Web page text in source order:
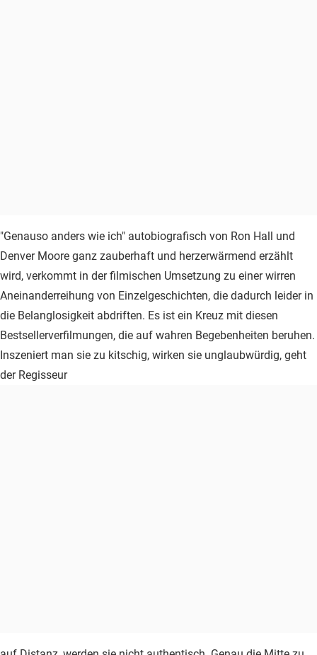
"Genauso anders wie ich" autobiografisch von Ron Hall und
Denver Moore ganz zauberhaft und herzerwärmend erzählt
wird, verkommt in der filmischen Umsetzung zu einer wirren
Aneinanderreihung von Einzelgeschichten, die dadurch leider in
die Belanglosigkeit abdriften. Es ist ein Kreuz mit diesen
Bestsellerverfilmungen, die auf wahren Begebenheiten beruhen.
Inszeniert man sie zu kitschig, wirken sie unglaubwürdig, geht
der Regisseur